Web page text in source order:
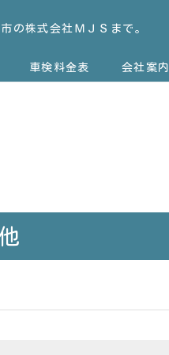
の株式会社ＭＪＳまで。
車検料金表 会社案内